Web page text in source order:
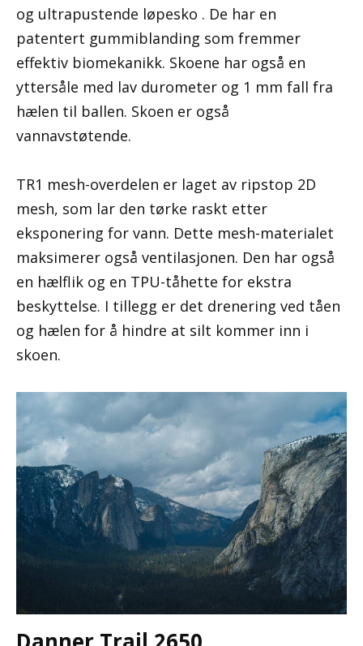
og ultrapustende løpesko . De har en
patentert gummiblanding som fremmer
effektiv biomekanikk. Skoene har også en
yttersåle med lav durometer og 1 mm fall fra
hælen til ballen. Skoen er også
vannavstøtende.
TR1 mesh-overdelen er laget av ripstop 2D
mesh, som lar den tørke raskt etter
eksponering for vann. Dette mesh-materialet
maksimerer også ventilasjonen. Den har også
en hælflik og en TPU-tåhette for ekstra
beskyttelse. I tillegg er det drenering ved tåen
og hælen for å hindre at silt kommer inn i
skoen.